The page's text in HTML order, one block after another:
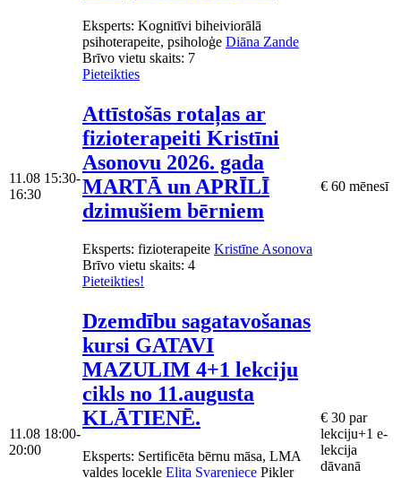
Eksperts: Kognitīvi biheiviorālā
psihoterapeite, psiholoģe Diāna Zande
Brīvo vietu skaits: 7
Pieteikties
11.08 15:30-
16:30
Attīstošās rotaļas ar
fizioterapeiti Kristīni
Asonovu 2026. gada
MARTĀ un APRĪLĪ
dzimušiem bērniem
Eksperts: fizioterapeite Kristīne Asonova
Brīvo vietu skaits: 4
Pieteikties!
€ 60 mēnesī
11.08 18:00-
20:00
Dzemdību sagatavošanas
kursi GATAVI
MAZULIM 4+1 lekciju
cikls no 11.augusta
KLĀTIENĒ.
Eksperts: Sertificēta bērnu māsa, LMA
valdes locekle Elita Svareniece Pikler
€ 30 par
lekciju+1 e-
lekcija
dāvanā